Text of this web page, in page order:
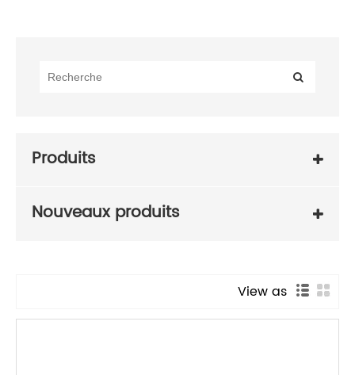
Produits
Nouveaux produits
View as